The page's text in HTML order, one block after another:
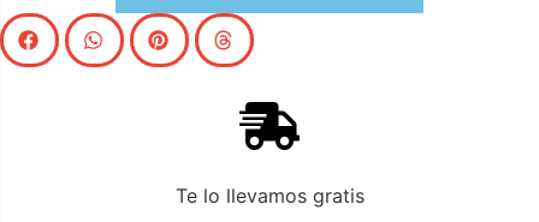
Te lo llevamos gratis